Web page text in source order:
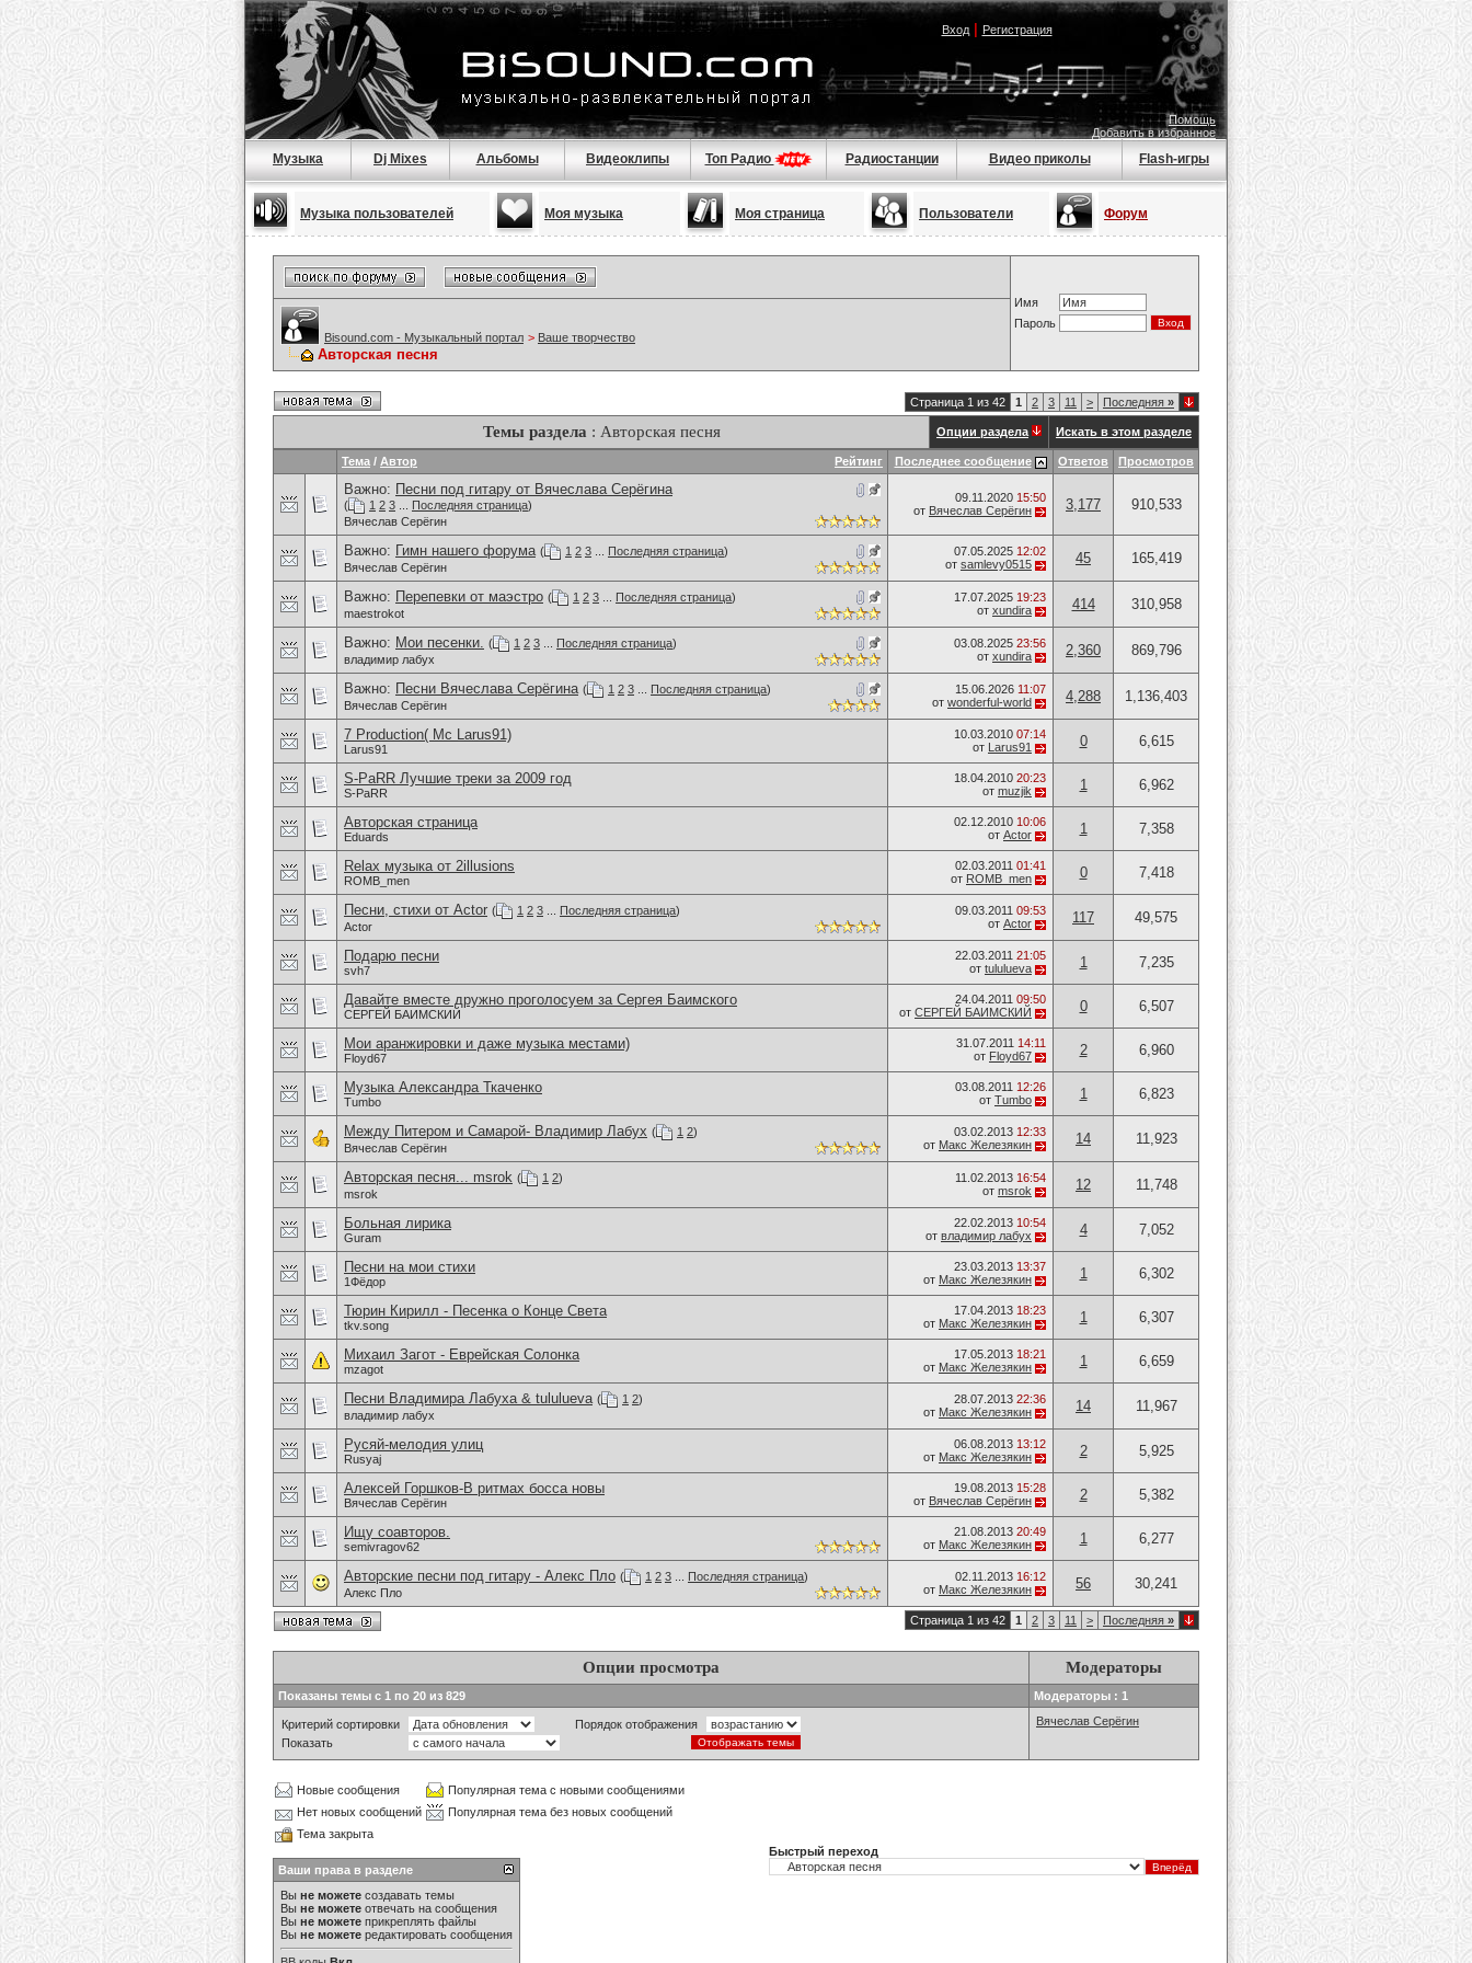
Вход| Регистрация
Помощь
Добавить в избранное
Музыка Dj Mixes Альбомы Видеоклипы Топ Радио Радиостанции Видео приколы Flash-игры
Музыка пользователей Моя музыка Моя страница Пользователи Форум
Имя
Пароль
Bisound.com - Музыкальный портал > Ваше творчество
Авторская песня
Страница 1 из 42 1 2 3 11 > Последняя »
Темы раздела : Авторская песня Опции раздела Искать в этом разделе
Рейтинг
Тема / Автор Последнее сообщение Ответов Просмотров
Важно: Песни под гитару от Вячеслава Серёгина
( 1 2 3 Последняя страница)
Вячеслав Серёгин
09.11.2020 15:50
от Вячеслав Серёгин 3,177 910,533
Важно: Гимн нашего форума ( 1 2 3 Последняя страница)
Вячеслав Серёгин
07.05.2025 12:02
от samlevy0515 45 165,419
Важно: Перепевки от маэстро ( 1 2 3 Последняя страница)
maestrokot
17.07.2025 19:23
от xundira 414 310,958
Важно: Мои песенки. ( 1 2 3 Последняя страница)
владимир лабух
03.08.2025 23:56
от xundira 2,360 869,796
Важно: Песни Вячеслава Серёгина ( 1 2 3 Последняя страница)
Вячеслав Серёгин
15.06.2026 11:07
от wonderful-world 4,288 1,136,403
7 Production( Mc Larus91)
Larus91
10.03.2010 07:14
от Larus91 0 6,615
S-PaRR Лучшие треки за 2009 год
S-PaRR
18.04.2010 20:23
от muzjik 1 6,962
Авторская страница
Eduards
02.12.2010 10:06
от Actor 1 7,358
Relax музыка от 2illusions
ROMB_men
02.03.2011 01:41
от ROMB_men 0 7,418
Песни, стихи от Actor ( 1 2 3 Последняя страница)
Actor
09.03.2011 09:53
от Actor 117 49,575
Подарю песни
svh7
22.03.2011 21:05
от tululueva 1 7,235
Давайте вместе дружно проголосуем за Сергея Баимского
СЕРГЕЙ БАИМСКИЙ
24.04.2011 09:50
от СЕРГЕЙ БАИМСКИЙ 0 6,507
Мои аранжировки и даже музыка местами)
Floyd67
31.07.2011 14:11
от Floyd67 2 6,960
Музыка Александра Ткаченко
Tumbo
03.08.2011 12:26
от Tumbo 1 6,823
Между Питером и Самарой- Владимир Лабух ( 1 2)
Вячеслав Серёгин
03.02.2013 12:33
от Макс Железякин 14 11,923
Авторская песня... msrok ( 1 2)
msrok
11.02.2013 16:54
от msrok 12 11,748
Больная лирика
Guram
22.02.2013 10:54
от владимир лабух 4 7,052
Песни на мои стихи
1Фёдор
23.03.2013 13:37
от Макс Железякин 1 6,302
Тюрин Кирилл - Песенка о Конце Света
tkv.song
17.04.2013 18:23
от Макс Железякин 1 6,307
Михаил Загот - Еврейская Солонка
mzagot
17.05.2013 18:21
от Макс Железякин 1 6,659
Песни Владимира Лабуха & tululueva ( 1 2)
владимир лабух
28.07.2013 22:36
от Макс Железякин 14 11,967
Русяй-мелодия улиц
Rusyaj
06.08.2013 13:12
от Макс Железякин 2 5,925
Алексей Горшков-В ритмах босса новы
Вячеслав Серёгин
19.08.2013 15:28
от Вячеслав Серёгин 2 5,382
Ищу соавторов.
semivragov62
21.08.2013 20:49
от Макс Железякин 1 6,277
Авторские песни под гитару - Алекс Пло ( 1 2 3 Последняя страница)
Алекс Пло
02.11.2013 16:12
от Макс Железякин 56 30,241
Страница 1 из 42 1 2 3 11 > Последняя »
Опции просмотра Модераторы
Показаны темы с 1 по 20 из 829 Модераторы : 1
Критерий сортировки
Порядок отображения
Показать
Вячеслав Серёгин
Новые сообщения
Популярная тема с новыми сообщениями
Нет новых сообщений
Популярная тема без новых сообщений
Тема закрыта
Ваши права в разделе
Вы не можете создавать темы
Вы не можете отвечать на сообщения
Вы не можете прикреплять файлы
Вы не можете редактировать сообщения
Быстрый переход